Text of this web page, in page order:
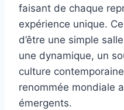
faisant de chaque
expérience unique.
d’être une simple
une dynamique, un
culture
renommée mondiale
émergents.